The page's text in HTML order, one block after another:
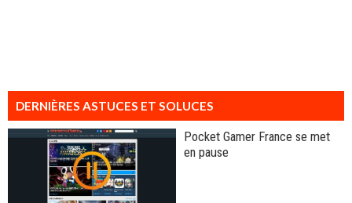
DERNIÈRES ASTUCES ET SOLUCES
Pocket Gamer France se met
en pause